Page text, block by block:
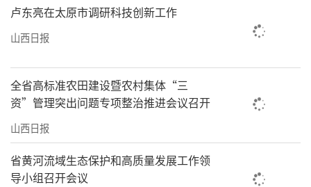
卢东亮在太原市调研科技创新工作
山西日报
全省高标准农田建设暨农村集体“三
资”管理突出问题专项整治推进会议召开
山西日报
省黄河流域生态保护和高质量发展工作领
导小组召开会议